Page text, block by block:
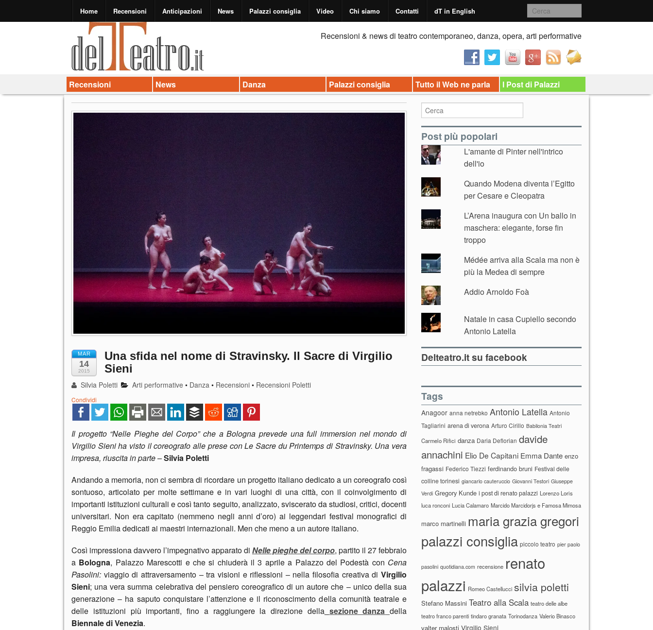
Home Recensioni Anticipazioni News Palazzi consiglia Video Chi siamo Contatti dT in English
Recensioni & news di teatro contemporaneo, danza, opera, arti performative
Recensioni News Danza Palazzi consiglia Tutto il Web ne parla I Post di Palazzi
MAR
14
2015
Una sfida nel nome di Stravinsky. Il Sacre di Virgilio
Sieni
Silvia Poletti Arti performative • Danza • Recensioni • Recensioni Poletti
Condividi
Il progetto “Nelle Pieghe del Corpo” che a Bologna prevede una full immersion nel mondo di
Virgilio Sieni ha visto il coreografo alle prese con Le Sacre du Printemps di Stravinsky. Una vera
impresa, riuscita in parte –Silvia Poletti
Andando a memoria, non ci sembra di ricordare un progetto italiano dedicato a un coreografo così
sontuoso, articolato per molte settimane e in vari luoghi di una città, con il coinvolgimento di
importanti istituzioni culturali e così tanto seguito, analizzato, sviscerato da studiosi, critici, docenti
universitari. Non era capitato (nemmeno negli anni d’oro) ai leggendari festival monografici di
Reggio Emilia dedicati ai maestri internazionali. Men che meno a un autore italiano.
Così impressiona davvero l’impegnativo apparato di Nelle pieghe del corpo, partito il 27 febbraio
a Bologna, Palazzo Marescotti e che si chiuderà il 3 aprile a Palazzo del Podestà con Cena
Pasolini: viaggio di attraversamento – tra visioni e riflessioni – nella filosofia creativa diVirgilio
Sieni; una vera summa celebrativa del pensiero coreografico di un autore che – unico della sua
generazione – ha saputo conquistare l’attenzione e il riconoscimento della comunità teatrale e
delle istituzioni più importanti, fino a raggiungere la direzione della sezione danza della
Biennale di Venezia.
Post più popolari
L'amante di Pinter nell'intrico
dell'io
Quando Modena diventa l’Egitto
per Cesare e Cleopatra
L’Arena inaugura con Un ballo in
maschera: elegante, forse fin
troppo
Médée arriva alla Scala ma non è
più la Medea di sempre
Addio Arnoldo Foà
Natale in casa Cupiello secondo
Antonio Latella
Delteatro.it su facebook
Tags
Anagoor anna netrebko Antonio Latella Antonio
Tagliarini arena di verona Arturo Cirillo Babilonia Teatri
Carmelo Rifici danza Daria Deflorian davide
annachini Elio De Capitani Emma Dante enzo
fragassi Federico Tiezzi ferdinando bruni Festival delle
colline torinesi giancarlo cauteruccio Giovanni Testori Giuseppe
Verdi Gregory Kunde i post di renato palazzi Lorenzo Loris
luca ronconi Lucia Calamaro Marcido Marcidorjs e Famosa Mimosa
marco martinelli maria grazia gregori
palazzi consiglia piccolo teatro pier paolo
pasolini quotidiana.com recensione renato
palazzi Romeo Castellucci silvia poletti
Stefano Massini Teatro alla Scala teatro delle albe
teatro franco parenti tindaro granata Torinodanza Valerio Binasco
valter malosti Virgilio Sieni